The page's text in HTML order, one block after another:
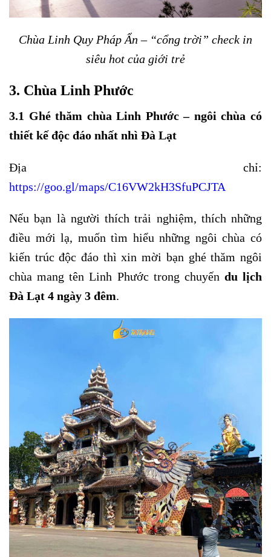
Chùa Linh Quy Pháp Ẩn – “cổng trời” check in
siêu hot của giới trẻ
3. Chùa Linh Phước
3.1 Ghé thăm chùa Linh Phước – ngôi chùa có
thiết kế độc đáo nhất nhì Đà Lạt
Địa chỉ:
https://goo.gl/maps/C16VW2kH3SfuPCJTA
Nếu bạn là người thích trải nghiệm, thích những
điều mới lạ, muốn tìm hiểu những ngôi chùa có
kiến trúc độc đáo thì xin mời bạn ghé thăm ngôi
chùa mang tên Linh Phước trong chuyến du lịch
Đà Lạt 4 ngày 3 đêm.